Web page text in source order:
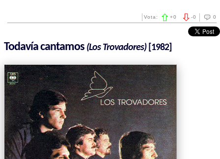
0
-0
Vota: +0
Todavía cantamos (Los Trovadores)[1982]